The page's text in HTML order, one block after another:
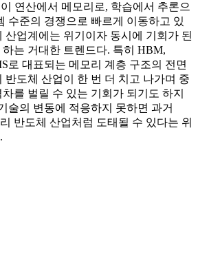
연산에서 메모리로, 학습에서 추론으
수준의 경쟁으로 빠르게 이동하고 있
산업계에는 위기이자 동시에 기회가 된
는 거대한 트렌드다. 특히 HBM,
로 대표되는 메모리 계층 구조의 전면
반도체 산업이 한 번 더 치고 나가며 중
를 벌릴 수 있는 기회가 되기도 하지
술의 변동에 적응하지 못하면 과거
반도체 산업처럼 도태될 수 있다는 위